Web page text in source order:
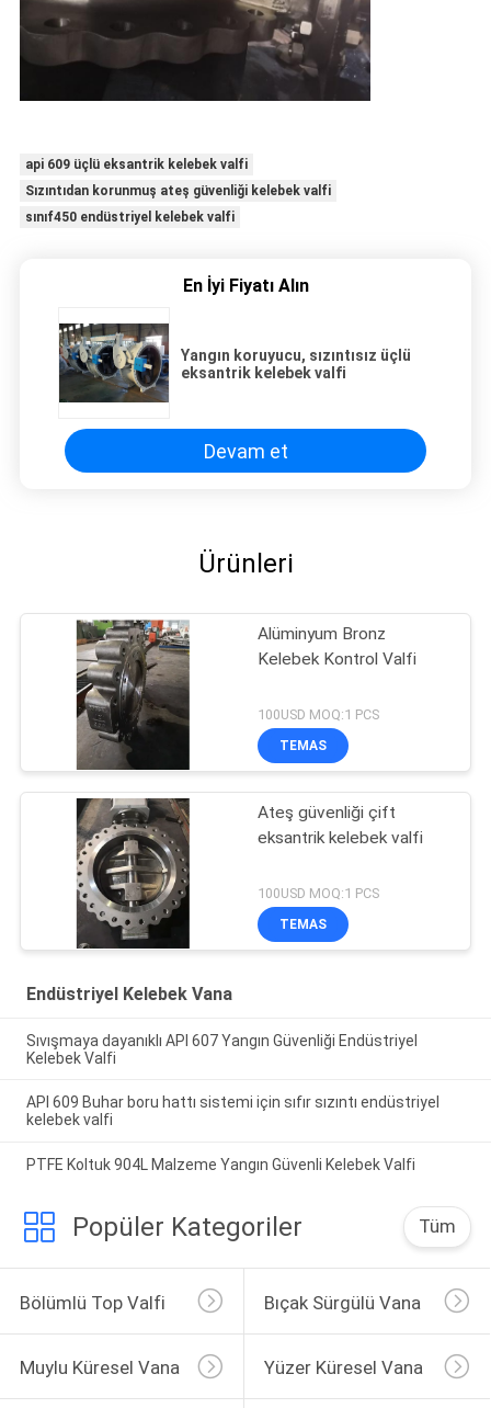
api 609 üçlü eksantrik kelebek valfi
Sızıntıdan korunmuş ateş güvenliği kelebek valfi
sınıf450 endüstriyel kelebek valfi
En İyi Fiyatı Alın
Yangın koruyucu, sızıntısız üçlü
eksantrik kelebek valfi
Devam et
Ürünleri
Alüminyum Bronz
Kelebek Kontrol Valfi
100USD MOQ:1 PCS
TEMAS
Ateş güvenliği çift
eksantrik kelebek valfi
100USD MOQ:1 PCS
TEMAS
Endüstriyel Kelebek Vana
Sıvışmaya dayanıklı API 607 Yangın Güvenliği Endüstriyel
Kelebek Valfi
API 609 Buhar boru hattı sistemi için sıfır sızıntı endüstriyel
kelebek valfi
PTFE Koltuk 904L Malzeme Yangın Güvenli Kelebek Valfi
Popüler Kategoriler Tüm
Bölümlü Top Valfi Bıçak Sürgülü Vana
Muylu Küresel Vana Yüzer Küresel Vana